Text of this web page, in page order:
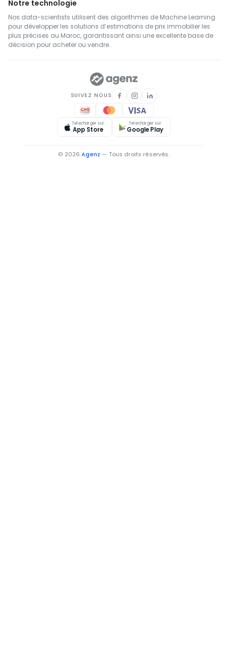
Notre technologie
Nos data-scientists utilisent des algorithmes de Machine Learning
pour développer les solutions d’estimations de prix immobilier les
plus précises au Maroc, garantissant ainsi une excellente base de
décision pour acheter ou vendre.
SUIVEZ NOUS
Telecharger sur
App Store
Telecharger sur
Google Play
© 2026Agenz — Tous droits réservés.